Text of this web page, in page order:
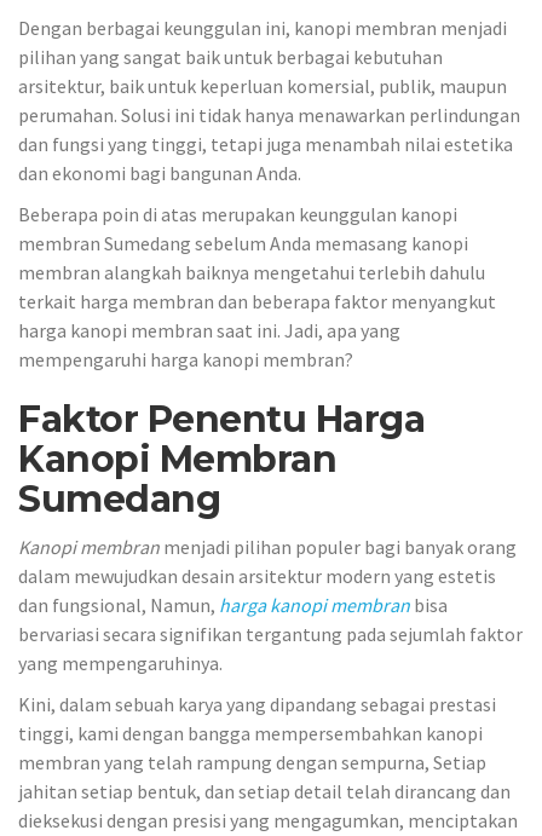
Dengan berbagai keunggulan ini, kanopi membran menjadi
pilihan yang sangat baik untuk berbagai kebutuhan
arsitektur, baik untuk keperluan komersial, publik, maupun
perumahan. Solusi ini tidak hanya menawarkan perlindungan
dan fungsi yang tinggi, tetapi juga menambah nilai estetika
dan ekonomi bagi bangunan Anda.
Beberapa poin di atas merupakan keunggulan kanopi
membran Sumedang sebelum Anda memasang kanopi
membran alangkah baiknya mengetahui terlebih dahulu
terkait harga membran dan beberapa faktor menyangkut
harga kanopi membran saat ini. Jadi, apa yang
mempengaruhi harga kanopi membran?
Faktor Penentu Harga
Kanopi Membran
Sumedang
Kanopi membran menjadi pilihan populer bagi banyak orang
dalam mewujudkan desain arsitektur modern yang estetis
dan fungsional, Namun, harga kanopi membran bisa
bervariasi secara signifikan tergantung pada sejumlah faktor
yang mempengaruhinya.
Kini, dalam sebuah karya yang dipandang sebagai prestasi
tinggi, kami dengan bangga mempersembahkan kanopi
membran yang telah rampung dengan sempurna, Setiap
jahitan setiap bentuk, dan setiap detail telah dirancang dan
dieksekusi dengan presisi yang mengagumkan, menciptakan